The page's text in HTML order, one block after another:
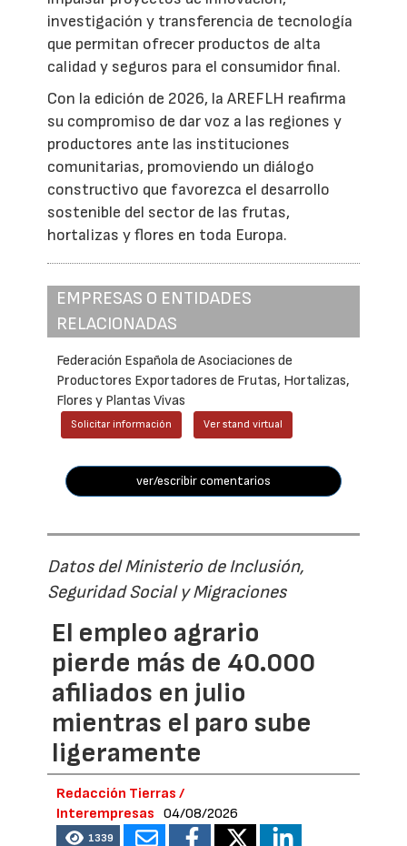
investigación y transferencia de tecnología
que permitan ofrecer productos de alta
calidad y seguros para el consumidor final.
Con la edición de 2026, la AREFLH reafirma
su compromiso de dar voz a las regiones y
productores ante las instituciones
comunitarias, promoviendo un diálogo
constructivo que favorezca el desarrollo
sostenible del sector de las frutas,
hortalizas y flores en toda Europa.
EMPRESAS O ENTIDADES
RELACIONADAS
Federación Española de Asociaciones de
Productores Exportadores de Frutas, Hortalizas,
Flores y Plantas Vivas
Solicitar información Ver stand virtual
ver/escribir comentarios
Datos del Ministerio de Inclusión,
Seguridad Social y Migraciones
El empleo agrario
pierde más de 40.000
afiliados en julio
mientras el paro sube
ligeramente
Redacción Tierras /
Interempresas
04/08/2026
1339